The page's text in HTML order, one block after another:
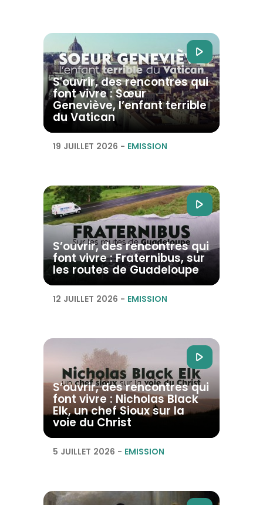
S'ouvrir, des rencontres qui
font vivre : Sœur
Geneviève, l’enfant terrible
du Vatican
19 JUILLET 2026 - EMISSION
S’ouvrir, des rencontres qui
font vivre : Fraternibus, sur
les routes de Guadeloupe
12 JUILLET 2026 - EMISSION
S’ouvrir, des rencontres qui
font vivre : Nicholas Black
Elk, un chef Sioux sur la
voie du Christ
5 JUILLET 2026 - EMISSION